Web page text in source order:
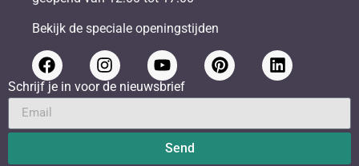
Bekijk de speciale openingstijden
Schrijf je in voor de nieuwsbrief
Send